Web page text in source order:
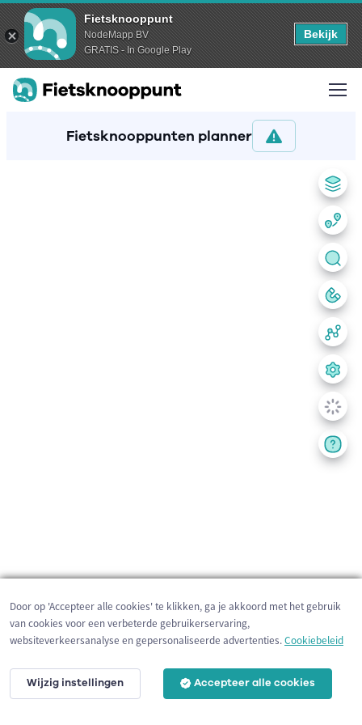
Fietsknooppunt
NodeMapp BV
GRATIS - In Google Play
Bekijk
Fietsknooppunten planner
200 m
Door op 'Accepteer alle cookies' te klikken, ga je akkoord met het gebruik
van cookies voor een verbeterde gebruikerservaring,
websiteverkeersanalyse en gepersonaliseerde advertenties.Cookiebeleid
Wijzig instellingen Accepteer alle cookies